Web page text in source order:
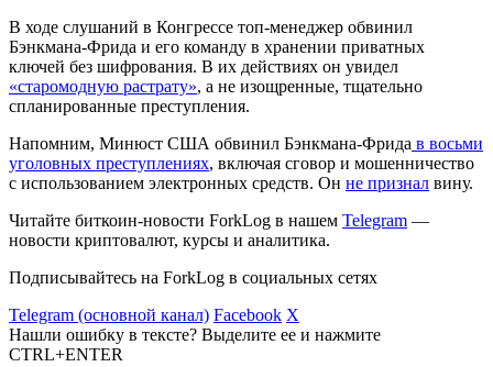
В ходе слушаний в Конгрессе топ-менеджер обвинил
Бэнкмана-Фрида и его команду в хранении приватных
ключей без шифрования. В их действиях он увидел
«старомодную растрату», а не изощренные, тщательно
спланированные преступления.
Напомним, Минюст США обвинил Бэнкмана-Фрида в восьми
уголовных преступлениях, включая сговор и мошенничество
с использованием электронных средств. Он не признал вину.
Читайте биткоин-новости ForkLog в нашем Telegram —
новости криптовалют, курсы и аналитика.
Подписывайтесь на ForkLog в социальных сетях
Telegram (основной канал) Facebook X
Нашли ошибку в тексте? Выделите ее и нажмите
CTRL+ENTER